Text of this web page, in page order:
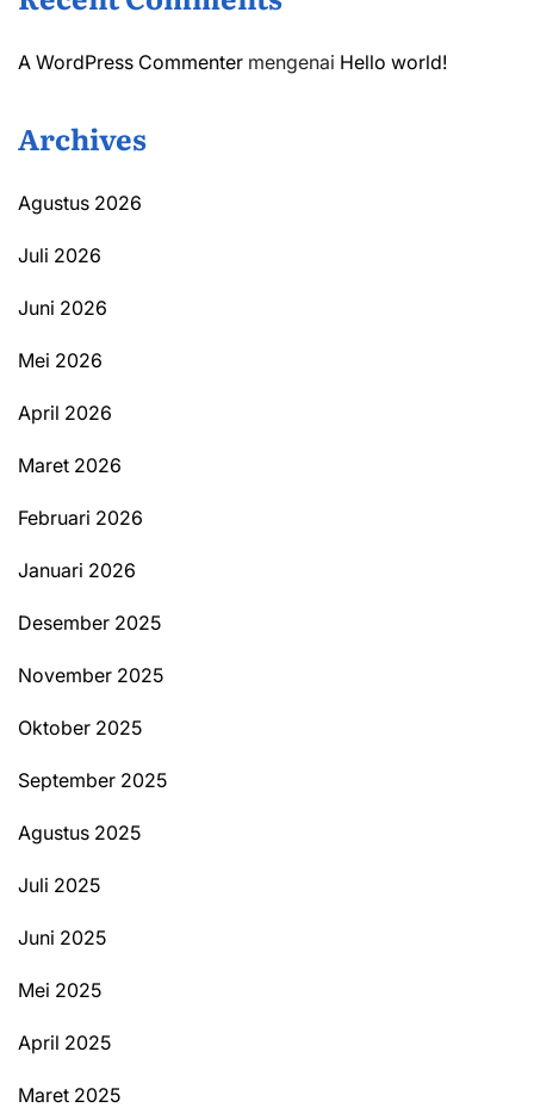
A WordPress Commenter mengenai Hello world!
Archives
Agustus 2026
Juli 2026
Juni 2026
Mei 2026
April 2026
Maret 2026
Februari 2026
Januari 2026
Desember 2025
November 2025
Oktober 2025
September 2025
Agustus 2025
Juli 2025
Juni 2025
Mei 2025
April 2025
Maret 2025